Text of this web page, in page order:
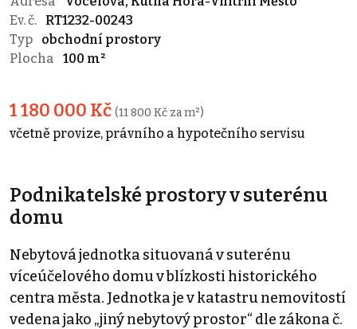
Ev. č.
RT1232-00243
Typ
obchodní prostory
Plocha
100 m²
1 180 000 Kč (11 800 Kč za m²)
včetně provize, právního a hypotečního servisu
Podnikatelské prostory v suterénu
domu
Nebytová jednotka situovaná v suterénu
víceúčelového domu v blízkosti historického
centra města. Jednotka je v katastru nemovitostí
vedena jako „jiný nebytový prostor“ dle zákona č.